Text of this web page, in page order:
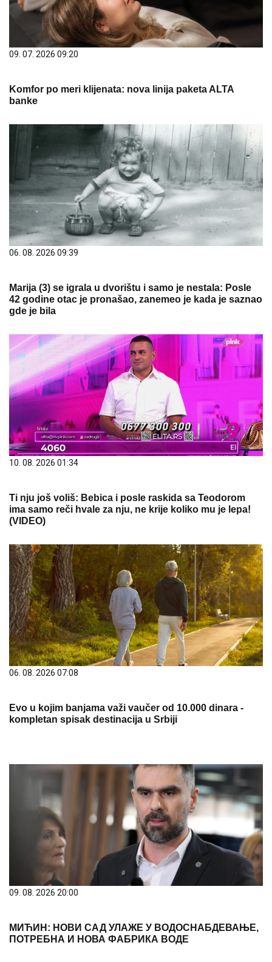
09. 07. 2026 09:20
Komfor po meri klijenata: nova linija paketa ALTA
banke
06. 08. 2026 09:39
Marija (3) se igrala u dvorištu i samo je nestala: Posle
42 godine otac je pronašao, zanemeo je kada je saznao
gde je bila
10. 08. 2026 01:34
Ti nju još voliš: Bebica i posle raskida sa Teodorom
ima samo reči hvale za nju, ne krije koliko mu je lepa!
(VIDEO)
06. 08. 2026 07:08
Evo u kojim banjama važi vaučer od 10.000 dinara -
kompletan spisak destinacija u Srbiji
09. 08. 2026 20:00
МИЋИН: НОВИ САД УЛАЖЕ У ВОДОСНАБДЕВАЊЕ,
ПОТРЕБНА И НОВА ФАБРИКА ВОДЕ